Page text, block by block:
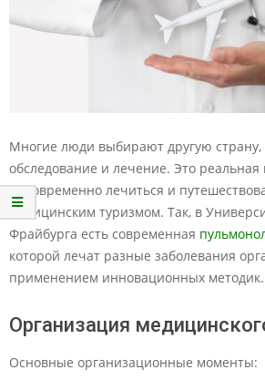
Многие люди выбирают другую
обследование и лечение. Это реальная
одновременно лечиться и
медицинским туризмом. Так, в
Фрайбурга есть современная
которой лечат разные заболевания
применением инновационных методик.
Организация
Основные организационные моменты: